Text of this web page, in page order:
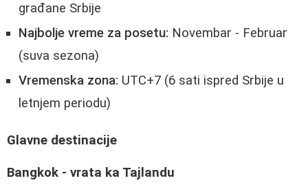
građane Srbije
Najbolje vreme za posetu: Novembar - Februar
(suva sezona)
Vremenska zona: UTC+7 (6 sati ispred Srbije u
letnjem periodu)
Glavne destinacije
Bangkok - vrata ka Tajlandu